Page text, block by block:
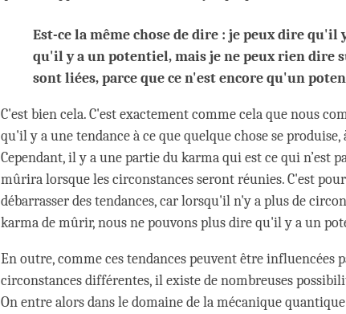
Est-ce la même chose de dire : je peux dire qu'il
qu'il y a un potentiel, mais je ne peux rien dire
sont liées, parce que ce n'est encore qu'un
C'est bien cela. C'est exactement comme cela que nous
qu'il y a une tendance à ce que quelque chose se
Cependant, il y a une partie du karma qui est ce qui n’est
mûrira lorsque les circonstances seront réunies. C'est
débarrasser des tendances, car lorsqu'il n'y a plus de
karma de mûrir, nous ne pouvons plus dire qu'il y a un
En outre, comme ces tendances peuvent être influencées
circonstances différentes, il existe de nombreuses
On entre alors dans le domaine de la mécanique